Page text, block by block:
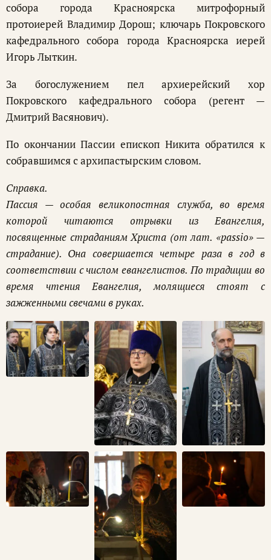
собора города Красноярска митрофорный
протоиерей Владимир Дорош; ключарь Покровского
кафедрального собора города Красноярска иерей
Игорь Лыткин.
За богослужением пел архиерейский хор
Покровского кафедрального собора (регент —
Дмитрий Васянович).
По окончании Пассии епископ Никита обратился к
собравшимся с архипастырским словом.
Справка.
Пассия — особая великопостная служба, во время
которой читаются отрывки из Евангелия,
посвященные страданиям Христа (от лат. «passio» —
страдание). Она совершается четыре раза в год в
соответствии с числом евангелистов. По традиции во
время чтения Евангелия, молящиеся стоят с
зажженными свечами в руках.